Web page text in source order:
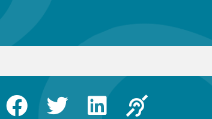
FacebookTwitter LinkedinApsah Sourd